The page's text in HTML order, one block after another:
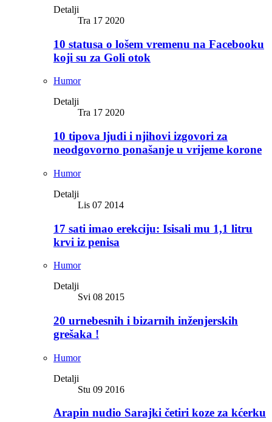
Detalji
Tra 17 2020
10 statusa o lošem vremenu na Facebooku
koji su za Goli otok
Humor
Detalji
Tra 17 2020
10 tipova ljudi i njihovi izgovori za
neodgovorno ponašanje u vrijeme korone
Humor
Detalji
Lis 07 2014
17 sati imao erekciju: Isisali mu 1,1 litru
krvi iz penisa
Humor
Detalji
Svi 08 2015
20 urnebesnih i bizarnih inženjerskih
grešaka !
Humor
Detalji
Stu 09 2016
Arapin nudio Sarajki četiri koze za kćerku